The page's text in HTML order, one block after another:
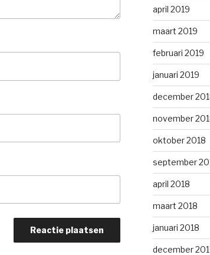
april 2019
maart 2019
februari 2019
januari 2019
december
november
oktober 2018
september
april 2018
maart 2018
januari 2018
december